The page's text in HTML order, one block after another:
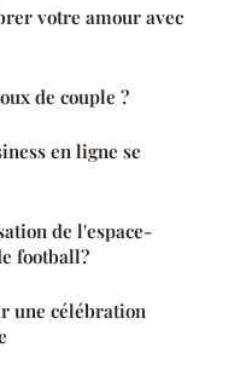
votre amour avec
de couple ?
en ligne se
de l'espace-
football?
une célébration